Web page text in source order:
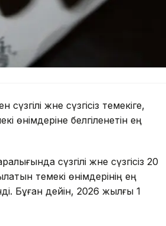
және сүзгісіз темекіге,
өнімдеріне белгіленетін ең
сүзгілі және сүзгісіз 20
темекі өнімдерінің ең
Бұған дейін, 2026 жылғы 1